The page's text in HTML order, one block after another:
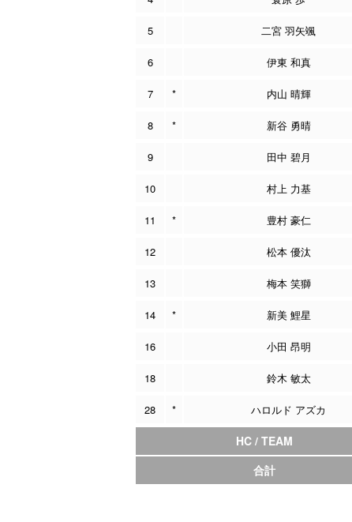
5 二宮 羽矢颯
6 伊東 和真
7 * 内山 晴輝
8 * 新谷 勇晴
9 田中 碧月
10 村上 力基
11 * 豊村 豪仁
12 松本 優汰
13 梅本 笑獅
14 * 新美 鯉星
16 小田 昂明
18 鈴木 敏太
28 * ハロルド アズカ
HC / TEAM
合計